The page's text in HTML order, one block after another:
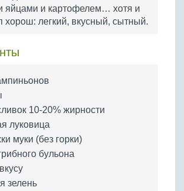
яйцами и картофелем… хотя и
хорош: легкий, вкусный, сытный.
10-20% жирности
луковица
муки (без горки)
бульона
зелень